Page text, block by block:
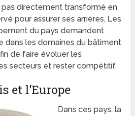
pas directement transformé en
pour assurer ses arrières. Les
du pays demandent
dans les domaines du bâtiment
de faire évoluer les
secteurs et rester compétitif.
et l’Europe
Dans ces pays, la